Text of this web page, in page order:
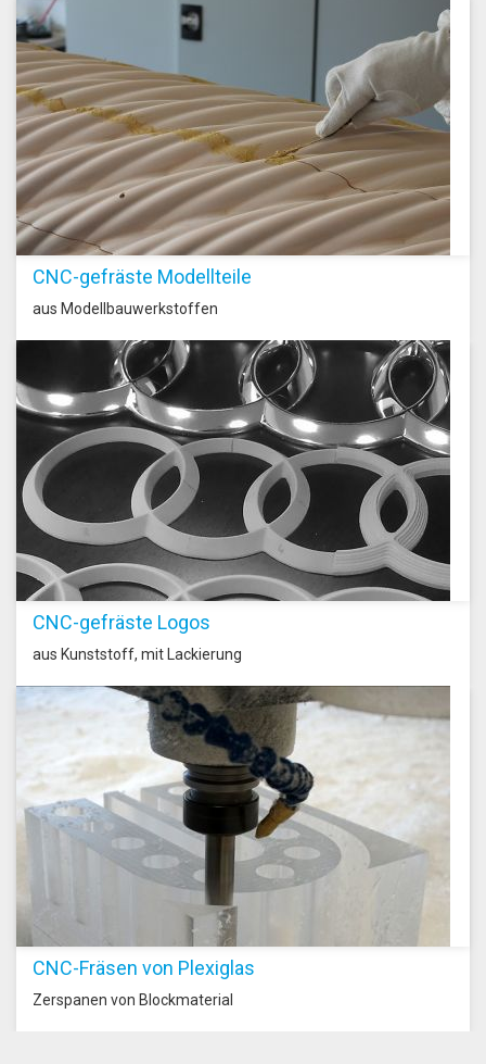
CNC-gefräste Modellteile
aus Modellbauwerkstoffen
CNC-gefräste Logos
aus Kunststoff, mit Lackierung
CNC-Fräsen von Plexiglas
Zerspanen von Blockmaterial